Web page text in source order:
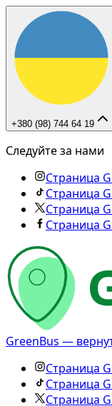
+380 (98) 744 64 19
Следуйте за нами
Страница
Страница
Страница
Страница
GreenBus —
Страница
Страница
Страница